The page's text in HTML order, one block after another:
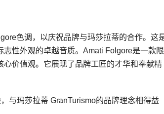
色调，以庆祝品牌与玛莎拉蒂的合作。这
性外观的卓越音质。Amati Folgore是一款限
价值观。它展现了品牌工匠的才华和奉献精
与玛莎拉蒂 GranTurismo的品牌理念相得益